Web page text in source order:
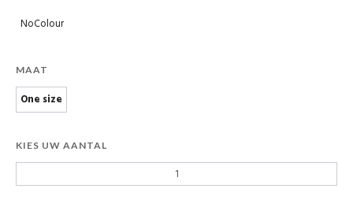
NoColour
MAAT
One size
KIES UW AANTAL